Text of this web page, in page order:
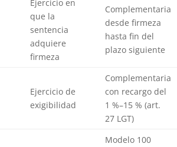
Ejercicio en
que la
sentencia
adquiere
firmeza
Complementaria
desde firmeza
hasta fin del
plazo siguiente
Ejercicio de
exigibilidad
Complementaria
con recargo del
1 %–15 % (art.
27 LGT)
Modelo 100